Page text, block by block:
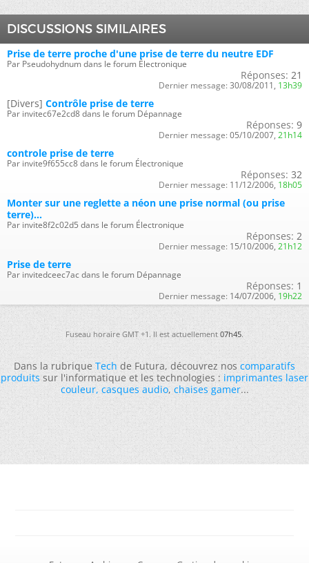
DISCUSSIONS SIMILAIRES
Prise de terre proche d'une prise de terre du neutre EDF
Par Pseudohydnum dans le forum Électronique
Réponses: 21
Dernier message: 30/08/2011, 13h39
[Divers] Contrôle prise de terre
Par invitec67e2cd8 dans le forum Dépannage
Réponses: 9
Dernier message: 05/10/2007, 21h14
controle prise de terre
Par invite9f655cc8 dans le forum Électronique
Réponses: 32
Dernier message: 11/12/2006, 18h05
Monter sur une reglette a néon une prise normal (ou prise
terre)...
Par invite8f2c02d5 dans le forum Électronique
Réponses: 2
Dernier message: 15/10/2006, 21h12
Prise de terre
Par invitedceec7ac dans le forum Dépannage
Réponses: 1
Dernier message: 14/07/2006, 19h22
Fuseau horaire GMT +1. Il est actuellement07h45.
Dans la rubriqueTechde Futura, découvrez noscomparatifs
produitssur l'informatique et les technologies : imprimantes laser
couleur,casques audio,chaises gamer...